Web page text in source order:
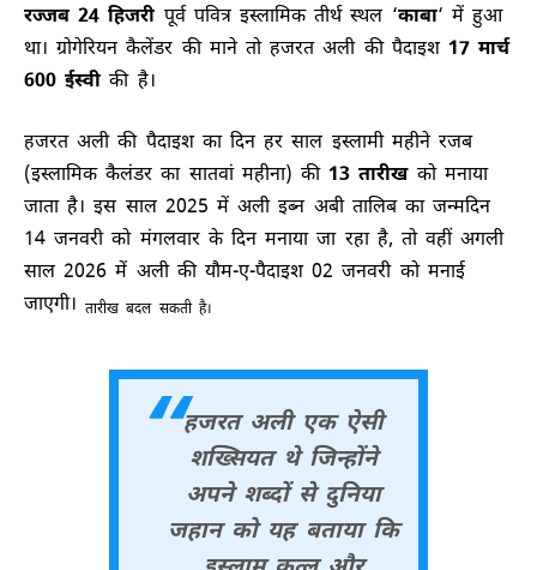
रज्जब 24 हिजरी पूर्व पवित्र इस्लामिक तीर्थ स्थल ‘काबा‘ में हुआ
था। ग्रोगेरियन कैलेंडर की माने तो हजरत अली की पैदाइश 17 मार्च
600 ईस्वी की है।
हजरत अली की पैदाइश का दिन हर साल इस्लामी महीने रजब
(इस्लामिक कैलंडर का सातवां महीना) की 13 तारीखको मनाया
जाता है। इस साल 2025 में अली इब्न अबी तालिब का जन्मदिन
14 जनवरी को मंगलवार के दिन मनाया जा रहा है, तो वहीं अगली
साल 2026 में अली की यौम-ए-पैदाइश 02 जनवरी को मनाई
जाएगी।तारीख बदल सकती है।
हजरत अली एक ऐसी
शख्सियत थे जिन्होंने
अपने शब्दों से दुनिया
जहान को यह बताया कि